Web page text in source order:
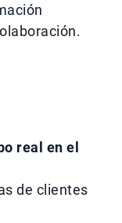
real en el
de clientes